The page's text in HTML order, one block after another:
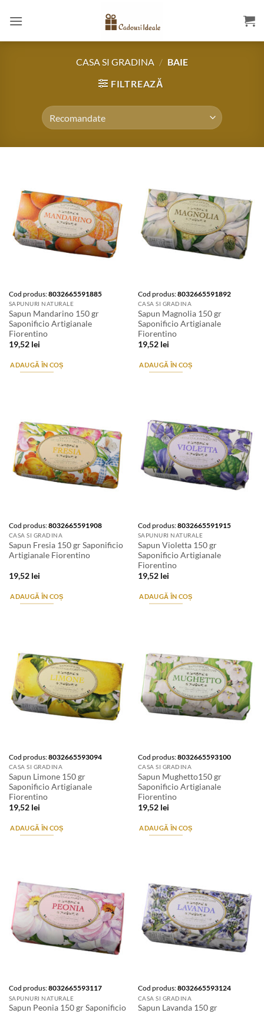
CASA SI GRADINA / BAIE
FILTREAZĂ
Cod produs:8032665591885
SAPUNURI NATURALE
Sapun Mandarino 150 gr
Saponificio Artigianale
Fiorentino
19,52 lei
ADAUGĂ ÎN COȘ
Cod produs:8032665591892
CASA SI GRADINA
Sapun Magnolia 150 gr
Saponificio Artigianale
Fiorentino
19,52 lei
ADAUGĂ ÎN COȘ
Cod produs:8032665591908
CASA SI GRADINA
Sapun Fresia 150 gr Saponificio
Artigianale Fiorentino
19,52 lei
ADAUGĂ ÎN COȘ
Cod produs:8032665591915
SAPUNURI NATURALE
Sapun Violetta 150 gr
Saponificio Artigianale
Fiorentino
19,52 lei
ADAUGĂ ÎN COȘ
Cod produs:8032665593094
CASA SI GRADINA
Sapun Limone 150 gr
Saponificio Artigianale
Fiorentino
19,52 lei
ADAUGĂ ÎN COȘ
Cod produs:8032665593100
CASA SI GRADINA
Sapun Mughetto150 gr
Saponificio Artigianale
Fiorentino
19,52 lei
ADAUGĂ ÎN COȘ
Cod produs:8032665593117
SAPUNURI NATURALE
Sapun Peonia 150 gr Saponificio
Cod produs:8032665593124
CASA SI GRADINA
Sapun Lavanda 150 gr